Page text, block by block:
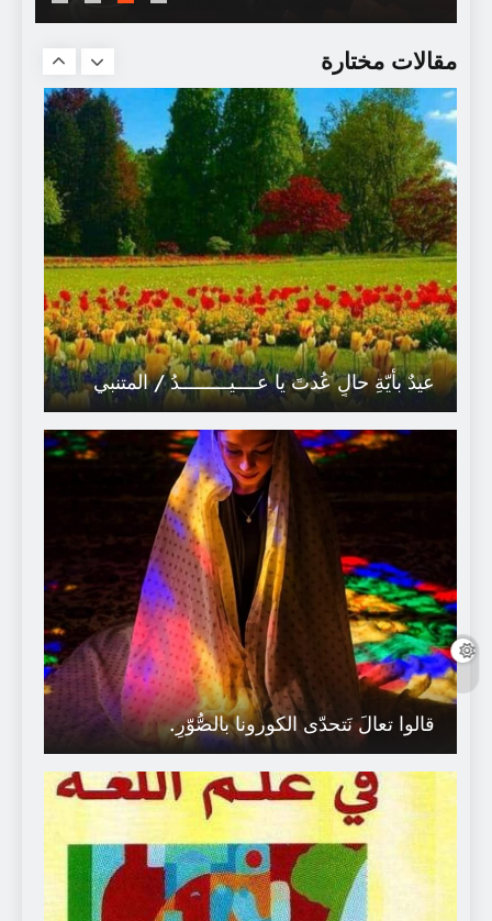
مقالات مختارة
عيدٌ بأيّةِ حالٍ عُدتَ يا عــــيـــــــــدُ / المتنبي
قالوا تعالَ نَتحدّى الكورونا بالصُّوّرِ.